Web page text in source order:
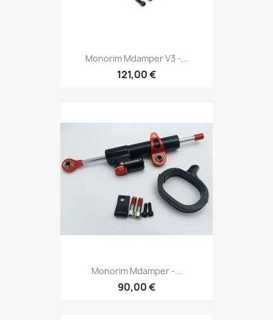
Monorim Mdamper V3 -...
121,00 €
Monorim Mdamper -...
90,00 €